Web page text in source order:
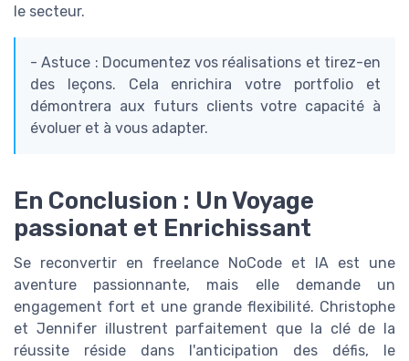
le secteur.
- Astuce : Documentez vos réalisations et tirez-en
des leçons. Cela enrichira votre portfolio et
démontrera aux futurs clients votre capacité à
évoluer et à vous adapter.
En Conclusion : Un Voyage
passionat et Enrichissant
Se reconvertir en freelance NoCode et IA est une
aventure passionnante, mais elle demande un
engagement fort et une grande flexibilité. Christophe
et Jennifer illustrent parfaitement que la clé de la
réussite réside dans l'anticipation des défis, le